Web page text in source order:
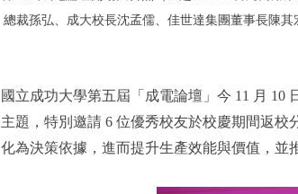
總裁孫弘、成大校長沈孟儒、佳世達集團董事長陳
國立成功大學第五屆「成電論壇」今 11 月
主題，特別邀請 6 位優秀校友於校慶期間返
化為決策依據，進而提升生產效能與價值，並